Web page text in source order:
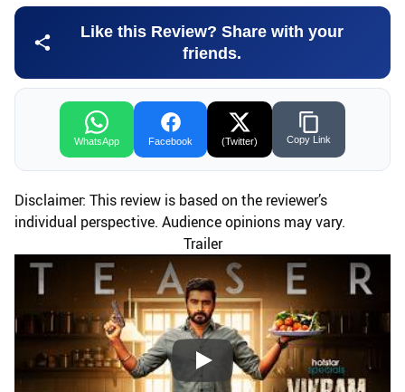
Like this Review? Share with your
friends.
WhatsApp Facebook (Twitter) Copy Link
Disclaimer: This review is based on the reviewer’s
individual perspective. Audience opinions may vary.
Trailer
Play